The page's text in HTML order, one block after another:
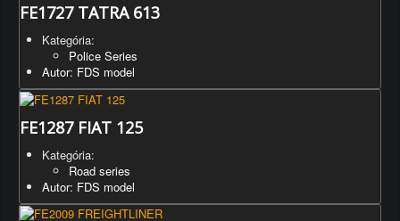
FE1727 TATRA 613
Kategória:
Police Series
Autor: FDS model
FE1287 FIAT 125
Kategória:
Road series
Autor: FDS model